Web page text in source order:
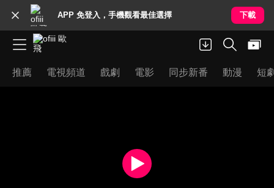
APP 免登入，手機觀看最佳選擇 下載
推薦 電視頻道 戲劇 電影 同步新番 動漫 短